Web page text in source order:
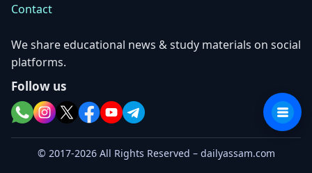
Contact
We share educational news & study materials on social
platforms.
Follow us
© 2017-2026 All Rights Reserved – dailyassam.com